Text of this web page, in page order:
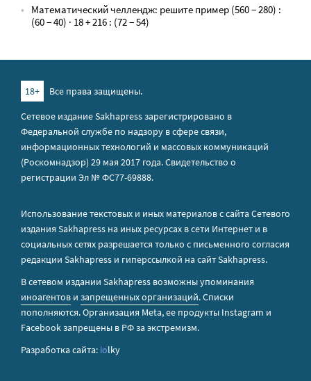
Математический челлендж: решите пример (560 − 280) :
(60 − 40) · 18 + 216 : (72 − 54)
18+
Все права защищены.
Сетевое издание Sakhapress зарегистрировано в
Федеральной службе по надзору в сфере связи,
информационных технологий и массовых коммуникаций
(Роскомнадзор) 29 мая 2017 года. Свидетельство о
регистрации Эл № ФС77-69888.
Использование текстовых и иных материалов с сайта Сетевого
издания Sakhapress на иных ресурсах в сети Интернет и в
социальных сетях разрешается только с письменного согласия
редакции Sakhapress и гиперссылкой на сайт Sakhapress.
В сетевом издании Sakhapress возможны упоминания
иноагентов и запрещенных организаций. Списки
пополняются. Организация Metа, ее продукты Instagram и
Facebook запрещены в РФ за экстремизм.
Разработка сайта: iolky